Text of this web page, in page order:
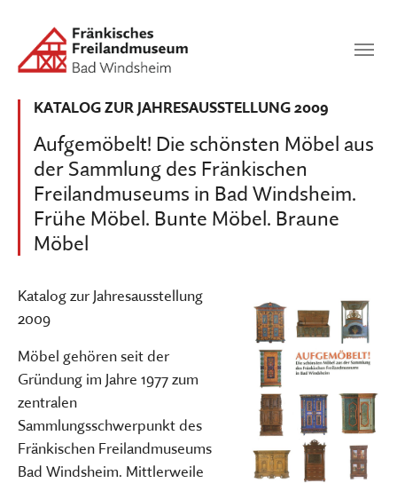
SUCHEN
Aufgemöbelt! Die schönsten Möbel aus
der Sammlung des Fränkischen
Freilandmuseums in Bad Windsheim.
Frühe Möbel. Bunte Möbel. Braune
Möbel
KATALOG ZUR JAHRESAUSSTELLUNG 2009
Katalog zur Jahresausstellung
2009
Möbel gehören seit der
Gründung im Jahre 1977 zum
zentralen
Sammlungsschwerpunkt des
Fränkischen Freilandmuseums
Bad Windsheim. Mittlerweile